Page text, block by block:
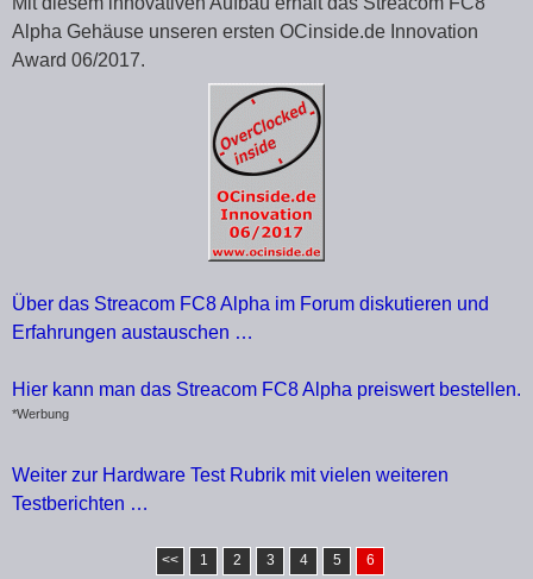
Alpha Gehäuse unseren ersten OCinside.de Innovation
Award 06/2017.
Über das Streacom FC8 Alpha im Forum diskutieren und
Erfahrungen austauschen …
Hier kann man das Streacom FC8 Alpha preiswert bestellen.
*Werbung
Weiter zur Hardware Test Rubrik mit vielen weiteren
Testberichten …
<< 1 2 3 4 5 6